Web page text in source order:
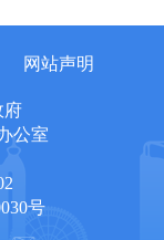
网站声明
府
公室
号